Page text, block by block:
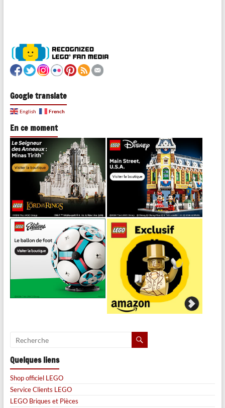
Google translate
English French
En ce moment
Quelques liens
Shop officiel LEGO
Service Clients LEGO
LEGO Briques et Pièces